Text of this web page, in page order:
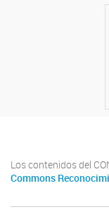
Los contenidos del
Commons